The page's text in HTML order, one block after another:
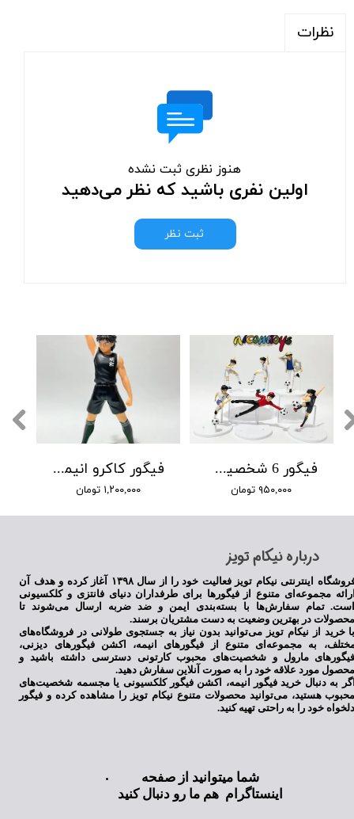
نظرات
هنوز نظری ثبت نشده
اولین نفری باشید که نظر می‌دهید
ثبت نظر
فیگور کاکرو انیمه فوتبالیستها
۱,۲۰۰,۰۰۰ تومان
فیگور 6 شخصیت انیمه فوتبالیستها
۹۵۰,۰۰۰ تومان
​درباره نیکام تویز
فروشگاه اینترنتی نیکام تویز فعالیت خود را از سال ۱۳۹۸ آغاز کرده و هدف آن
مجموعه‌ای متنوع از فیگورها برای طرفداران دنیای فانتزی و کلکسیونی
تمام سفارش‌ها با بسته‌بندی ایمن و ضد ضربه ارسال می‌شوند تا
در بهترین وضعیت به دست مشتریان برسند.
خرید از نیکام تویز می‌توانید بدون نیاز به جستجوی طولانی در فروشگاه‌های
به مجموعه‌ای متنوع از فیگورهای انیمه، اکشن فیگورهای دیزنی،
مارول و شخصیت‌های محبوب کارتونی دسترسی داشته باشید و
مورد علاقه خود را به صورت آنلاین سفارش دهید.
به دنبال خرید فیگور انیمه، اکشن فیگور کلکسیونی یا مجسمه شخصیت‌های
هستید، می‌توانید محصولات متنوع نیکام تویز را مشاهده کرده و فیگور
خود را به راحتی تهیه کنید.
شما میتوانید از صفحه
اینستاگرام هم ما رو دنبال کنید